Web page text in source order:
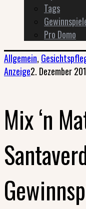
Tags
Pro Domo
Allgemein,
Anzeige2. Dezember
Mix ‘n